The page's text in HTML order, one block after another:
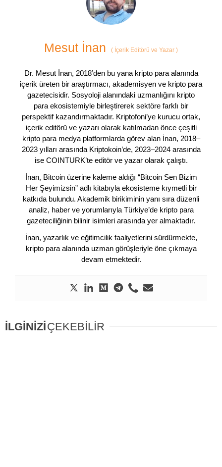
Mesut İnan ( İçerik Editörü ve Yazar )
Dr. Mesut İnan, 2018’den bu yana kripto para alanında
içerik üreten bir araştırmacı, akademisyen ve kripto para
gazetecisidir. Sosyoloji alanındaki uzmanlığını kripto
para ekosistemiyle birleştirerek sektöre farklı bir
perspektif kazandırmaktadır. Kriptofoni’ye kurucu ortak,
içerik editörü ve yazarı olarak katılmadan önce çeşitli
kripto para medya platformlarda görev alan İnan, 2018–
2023 yılları arasında Kriptokoin’de, 2023–2024 arasında
ise COINTURK’te editör ve yazar olarak çalıştı.
İnan, Bitcoin üzerine kaleme aldığı “Bitcoin Sen Bizim
Her Şeyimizsin” adlı kitabıyla ekosisteme kıymetli bir
katkıda bulundu. Akademik birikiminin yanı sıra düzenli
analiz, haber ve yorumlarıyla Türkiye’de kripto para
gazeteciliğinin bilinir isimleri arasında yer almaktadır.
İnan, yazarlık ve eğitimcilik faaliyetlerini sürdürmekte,
kripto para alanında uzman görüşleriyle öne çıkmaya
devam etmektedir.
İLGİNİZİÇEKEBİLİR